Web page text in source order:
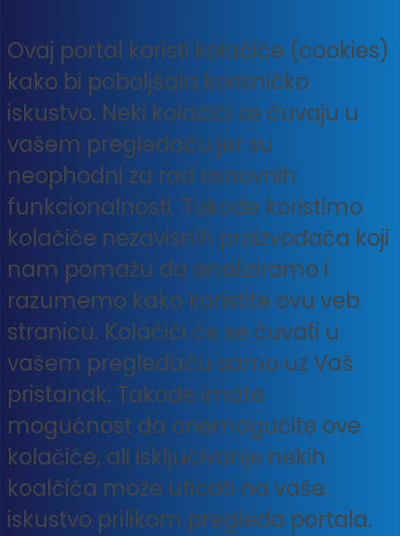
Ovaj portal koristi kolačiće (cookies)
kako bi poboljšala korisničko
iskustvo. Neki kolačići se čuvaju u
vašem pregledaču jer su
neophodni za rad osnovnih
funkcionalnosti. Takođe koristimo
kolačiće nezavisnih proizvođača koji
nam pomažu da analiziramo i
razumemo kako koristite ovu veb
stranicu. Kolačići će se čuvati u
vašem pregledaču samo uz Vaš
pristanak. Takođe imate
mogućnost da onemogućite ove
kolačiće, ali isključivanje nekih
koalčića može uticati na vaše
iskustvo prilikom pregleda portala.